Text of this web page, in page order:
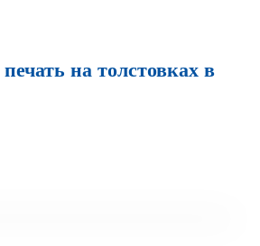
на толстовках в